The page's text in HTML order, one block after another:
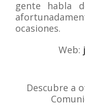
gente habla
ocasiones.
Web:
Descubre a